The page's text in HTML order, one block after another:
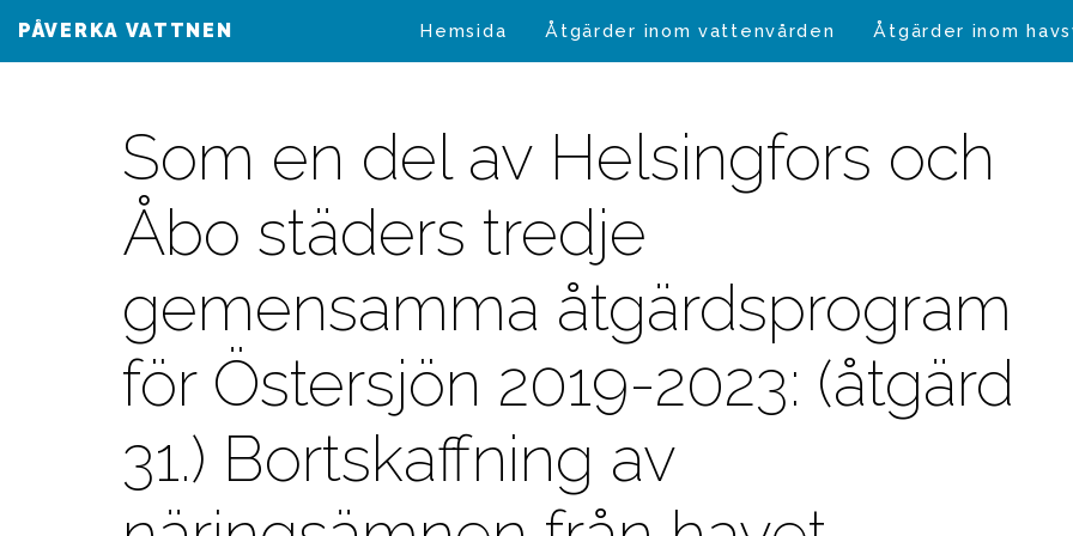
PÅVERKA VATTNEN Hemsida Åtgärder inom vattenvården Åtgärder inom
Som en del av Helsingfors och
Åbo städers tredje
gemensamma åtgärdsprogram
för Östersjön 2019-2023: (åtgärd
31.) Bortskaffning av